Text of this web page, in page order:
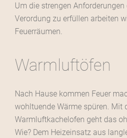
Um die strengen Anforderungen
Verordung zu erfüllen arbeiten
Feuerräumen.
Warmluftöfen
Nach Hause kommen Feuer
wohltuende Wärme spüren. Mit
Warmluftkachelofen geht das
Wie? Dem Heizeinsatz aus